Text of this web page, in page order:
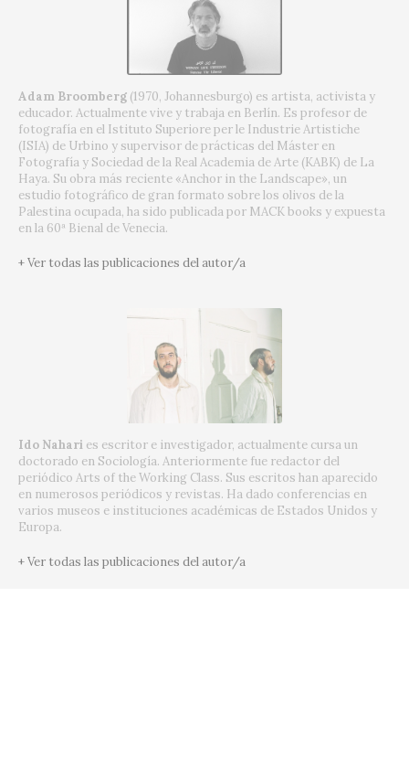
Adam Broomberg (1970, Johannesburgo) es artista, activista y
educador. Actualmente vive y trabaja en Berlín. Es profesor de
fotografía en el Istituto Superiore per le Industrie Artistiche
(ISIA) de Urbino y supervisor de prácticas del Máster en
Fotografía y Sociedad de la Real Academia de Arte (KABK) de La
Haya. Su obra más reciente «Anchor in the Landscape», un
estudio fotográfico de gran formato sobre los olivos de la
Palestina ocupada, ha sido publicada por MACK books y expuesta
en la 60ª Bienal de Venecia.
+ Ver todas las publicaciones del autor/a
Ido Nahari es escritor e investigador, actualmente cursa un
doctorado en Sociología. Anteriormente fue redactor del
periódico Arts of the Working Class. Sus escritos han aparecido
en numerosos periódicos y revistas. Ha dado conferencias en
varios museos e instituciones académicas de Estados Unidos y
Europa.
+ Ver todas las publicaciones del autor/a